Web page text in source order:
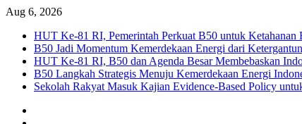
Skip
content
Aug 6, 2026
HUT Ke-81 RI, Pemerintah Perkuat B50 untuk Ketahanan
B50 Jadi Momentum Kemerdekaan Energi dari
HUT Ke-81 RI, B50 dan Agenda Besar Membebaskan
B50 Langkah Strategis Menuju Kemerdekaan Energi
Sekolah Rakyat Masuk Kajian Evidence-Based Policy